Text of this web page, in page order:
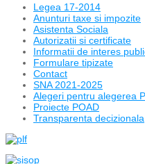
Legea 17-2014
Anunturi taxe si impozite
Asistenta Sociala
Autorizatii si certificate
Informatii de interes
Formulare tipizate
Contact
SNA 2021-2025
Alegeri pentru alegerea
Proiecte POAD
Transparenta decizionala